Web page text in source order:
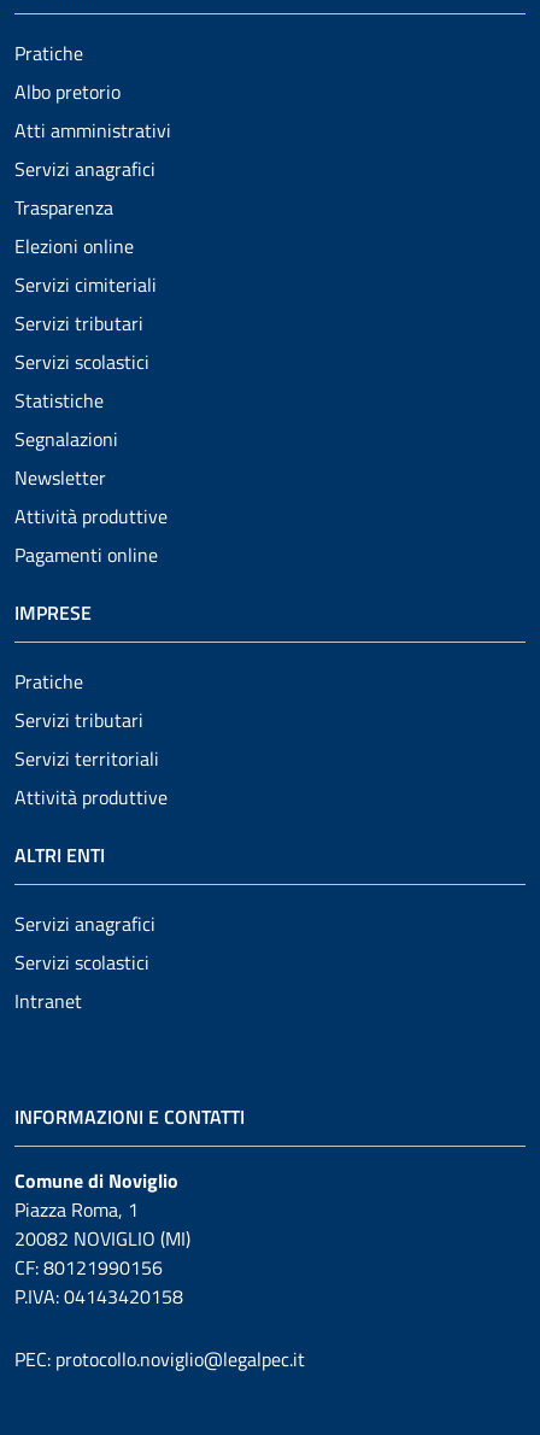
Pratiche
Albo pretorio
Atti amministrativi
Servizi anagrafici
Trasparenza
Elezioni online
Servizi cimiteriali
Servizi tributari
Servizi scolastici
Statistiche
Segnalazioni
Newsletter
Attività produttive
Pagamenti online
IMPRESE
Pratiche
Servizi tributari
Servizi territoriali
Attività produttive
ALTRI ENTI
Servizi anagrafici
Servizi scolastici
Intranet
INFORMAZIONI E CONTATTI
Comune di Noviglio
Piazza Roma, 1
20082 NOVIGLIO (MI)
CF: 80121990156
P.IVA: 04143420158
PEC: protocollo.noviglio@legalpec.it